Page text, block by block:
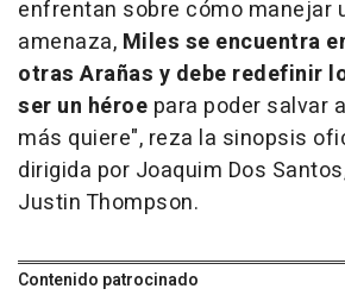
enfrentan sobre cómo manejar
amenaza, Miles se encuentra
otras Arañas y debe redefinir
ser un héroe para poder salvar
más quiere", reza la sinopsis
dirigida por Joaquim Dos
Justin Thompson.
Contenido patrocinado